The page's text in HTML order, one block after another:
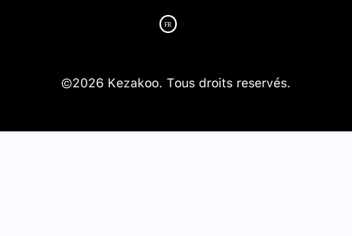
©2026 Kezakoo. Tous droits reservés.